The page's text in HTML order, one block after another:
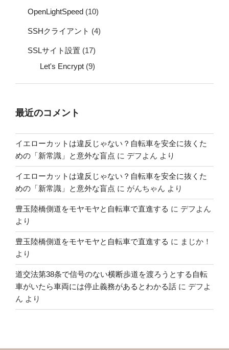
OpenLightSpeed (10)
SSHクライアント (4)
SSLサイト設置 (17)
Let's Encrypt (9)
最近のコメント
イエローカットは違反じゃない？自転車を安全に抜くた
めの「新常識」と意外な盲点 に デフよん より
イエローカットは違反じゃない？自転車を安全に抜くた
めの「新常識」と意外な盲点 に がんちゃん より
豊玉陸橋側道をモヤモヤと自転車で直進する に デフよん
より
豊玉陸橋側道をモヤモヤと自転車で直進する に まじか！
より
道交法第38条で信号のない横断歩道を渡ろうとする自転
車がいたら車両には停止義務があるとわかる話 に デフよ
ん より